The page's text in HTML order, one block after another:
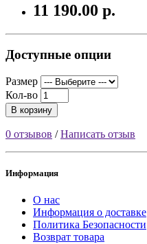
11 190.00 р.
Доступные опции
Размер
Кол-во
В корзину
0 отзывов /Написать отзыв
Информация
О нас
Информация о доставке
Политика Безопасности
Возврат товара